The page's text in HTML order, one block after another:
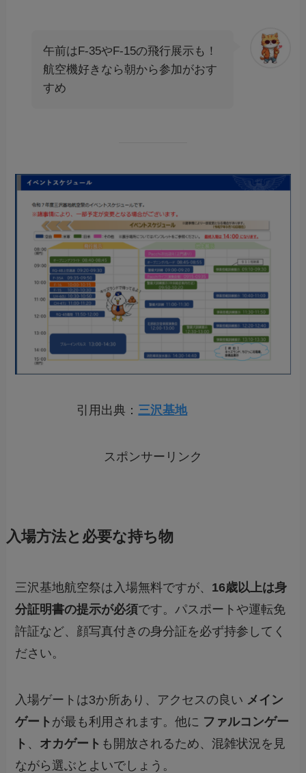
午前はF-35やF-15の飛行展示も！
航空機好きなら朝から参加がおす
すめ
引用出典： 三沢基地
スポンサーリンク
入場方法と必要な持ち物
三沢基地航空祭は入場無料ですが、 16歳以上は身
分証明書の提示が必須です。パスポートや運転免
許証など、顔写真付きの身分証を必ず持参してく
ださい。
入場ゲートは3か所あり、アクセスの良い メイン
ゲート が最も利用されます。他に ファルコンゲー
ト 、 オカゲート も開放されるため、混雑状況を見
ながら選ぶとよいでしょう。